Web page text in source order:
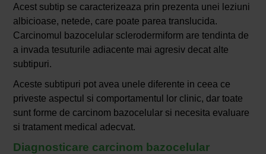
Acest subtip se caracterizeaza prin prezenta unei leziuni
albicioase, netede, care poate parea translucida.
Carcinomul bazocelular sclerodermiform are tendinta de
a invada tesuturile adiacente mai agresiv decat alte
subtipuri.
Aceste subtipuri pot avea unele diferente in ceea ce
priveste aspectul si comportamentul lor clinic, dar toate
sunt forme de carcinom bazocelular si necesita evaluare
si tratament medical adecvat.
Diagnosticare carcinom bazocelular